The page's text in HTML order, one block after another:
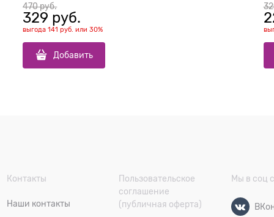
470 руб.
329 руб.
выгода141 руб. или30%
Добавить
Контакты
Наши контакты
Пользовательское
соглашение
(публичная оферта)
Мы в соц